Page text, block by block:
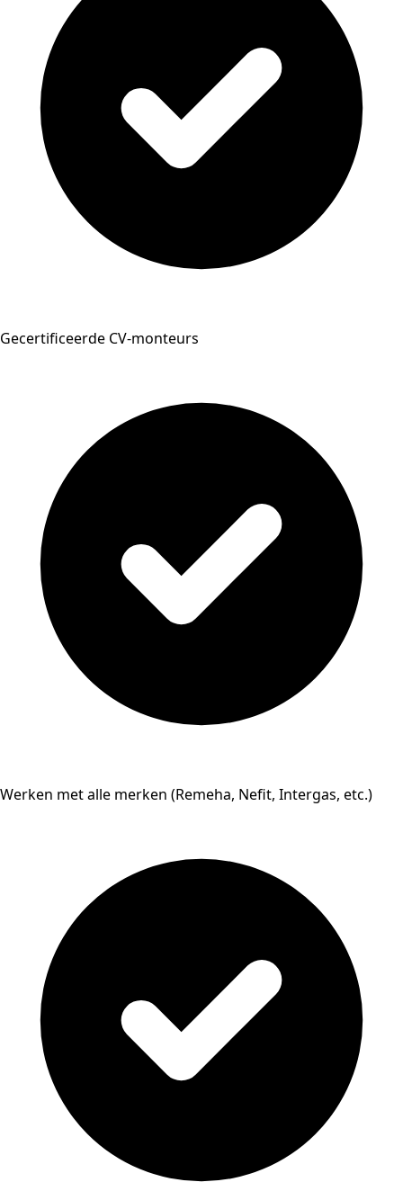
Gecertificeerde CV-monteurs
Werken met alle merken (Remeha, Nefit, Intergas, etc.)